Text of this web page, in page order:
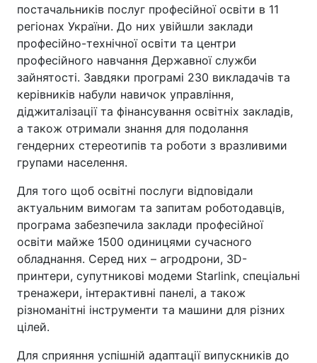
постачальників послуг професійної освіти в 11
регіонах України. До них увійшли заклади
професійно-технічної освіти та центри
професійного навчання Державної служби
зайнятості. Завдяки програмі 230 викладачів та
керівників набули навичок управління,
діджиталізації та фінансування освітніх закладів,
а також отримали знання для подолання
гендерних стереотипів та роботи з вразливими
групами населення.
Для того щоб освітні послуги відповідали
актуальним вимогам та запитам роботодавців,
програма забезпечила заклади професійної
освіти майже 1500 одиницями сучасного
обладнання. Серед них – агродрони, 3D-
принтери, супутникові модеми Starlink, спеціальні
тренажери, інтерактивні панелі, а також
різноманітні інструменти та машини для різних
цілей.
Для сприяння успішній адаптації випускників до